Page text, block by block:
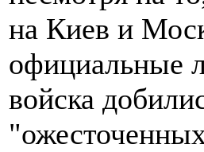
на Киев и
официальные
войска